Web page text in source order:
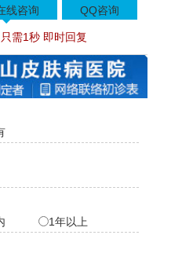
线咨询 QQ咨询
只需1秒 即时回复
1年以上